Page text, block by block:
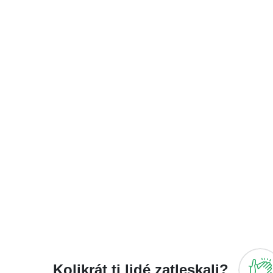
Kolikrát ti lidé zatleskali?